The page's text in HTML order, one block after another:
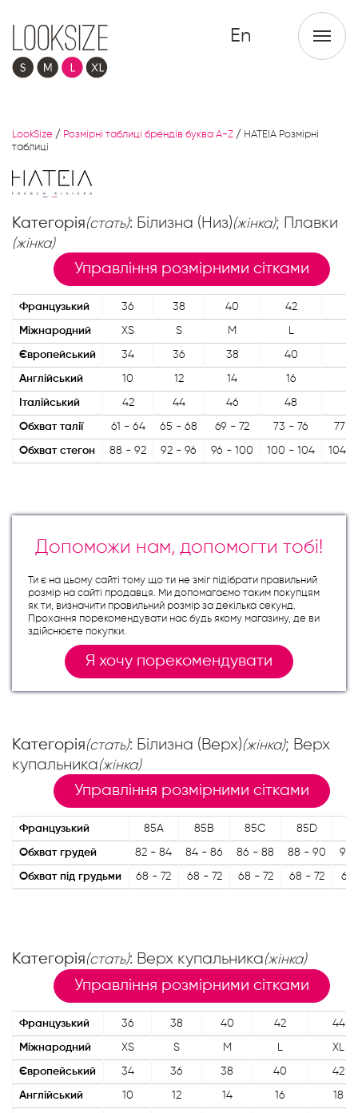
En
LookSize / Розмірні таблиці брендів буква A-Z / HATEIA Розмірні
таблиці
Категорія(стать): Білизна (Низ)(жінка); Плавки
(жінка)
Управління розмірними сітками
Французький 36 38 40 42
Міжнародний XS S M L
Європейський 34 36 38 40
Англійський 10 12 14 16
Італійський 42 44 46 48 50
Обхват талії 61 - 64 65 - 68 69 - 72 73 - 76 77 -
Обхват стегон 88 - 92 92 - 96 96 - 100 100 - 104 104 -
Допоможи нам, допомогти тобі!
Ти є на цьому сайті тому що ти не зміг підібрати правильний
розмір на сайті продавця. Ми допомагаємо таким покупцям
як ти, визначити правильний розмір за декілька секунд.
Прохання порекомендувати нас будь якому магазину, де ви
здійснюєте покупки.
Я хочу порекомендувати
Категорія(стать): Білизна (Верх)(жінка); Верх
купальника(жінка)
Управління розмірними сітками
Французький 85A 85B 85C 85D
Обхват грудей 82 - 84 84 - 86 86 - 88 88 - 90 90
Обхват під грудьми 68 - 72 68 - 72 68 - 72 68 - 72 68
Категорія(стать): Верх купальника(жінка)
Управління розмірними сітками
Французький 36 38 40 42 44
Міжнародний XS S M L XL
Європейський 34 36 38 40 42
Англійський 10 12 14 16 18